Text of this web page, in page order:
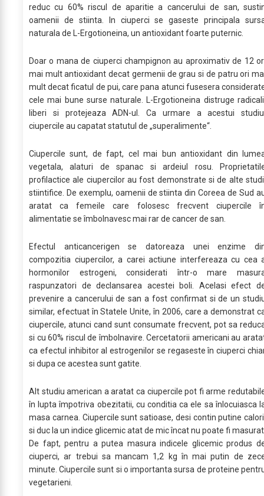
reduc cu 60% riscul de aparitie a cancerului de san,
oamenii de stiinta. In ciuperci se gaseste principala
naturala de L-Ergotioneina, un antioxidant foarte puternic.
Doar o mana de ciuperci champignon au aproximativ de 12
mai mult antioxidant decat germenii de grau si de patru ori
mult decat ficatul de pui, care pana atunci fusesera
cele mai bune surse naturale. L-Ergotioneina distruge
liberi si protejeaza ADN-ul. Ca urmare a acestui
ciupercile au capatat statutul de „superalimente“.
Ciupercile sunt, de fapt, cel mai bun antioxidant din
vegetala, alaturi de spanac si ardeiul rosu.
profilactice ale ciupercilor au fost demonstrate si de alte
stiintifice. De exemplu, oamenii de stiinta din Coreea de Sud
aratat ca femeile care folosesc frecvent ciupercile
alimentatie se îmbolnavesc mai rar de cancer de san.
Efectul anticancerigen se datoreaza unei enzime
compozitia ciupercilor, a carei actiune interfereaza cu cea
hormonilor estrogeni, considerati într-o mare
raspunzatori de declansarea acestei boli. Acelasi efect
prevenire a cancerului de san a fost confirmat si de un
similar, efectuat în Statele Unite, în 2006, care a demonstrat
ciupercile, atunci cand sunt consumate frecvent, pot sa
si cu 60% riscul de îmbolnavire. Cercetatorii americani au
ca efectul inhibitor al estrogenilor se regaseste în ciuperci
si dupa ce acestea sunt gatite.
Alt studiu american a aratat ca ciupercile pot fi arme
în lupta împotriva obezitatii, cu conditia ca ele sa înlocuiasca
masa carnea. Ciupercile sunt satioase, desi contin putine
si duc la un indice glicemic atat de mic încat nu poate fi
De fapt, pentru a putea masura indicele glicemic produs
ciuperci, ar trebui sa mancam 1,2 kg în mai putin de
minute. Ciupercile sunt si o importanta sursa de proteine
vegetarieni.